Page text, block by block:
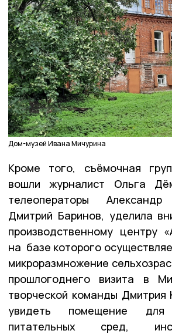
Дом-музей Ивана Мичурина
Кроме того, съёмочная
вошли журналист Ольга
телеоператоры
Дмитрий Баринов, уделила
производственному центру
на базе которого
микроразмножение
прошлогоднего визита в
творческой команды Дмитрия
увидеть помещение для
питательных сред,